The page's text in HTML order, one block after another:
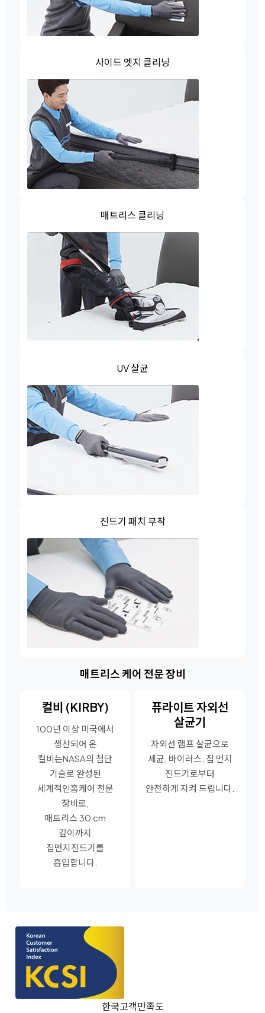
사이드 엣지 클리닝
매트리스 클리닝
UV 살균
진드기 패치 부착
매트리스 케어 전문 장비
컬비 (KIRBY)
100년 이상 미국에서
생산되어 온
컬비는NASA의 첨단
기술로 완성된
세계적인홈케어 전문
장비로,
매트리스 30 cm
깊이까지
집먼지진드기를
흡입합니다.
퓨라이트 자외선
살균기
자외선 램프 살균으로
세균, 바이러스, 집 먼지
진드기로부터
안전하게 지켜 드립니다.
한국고객만족도